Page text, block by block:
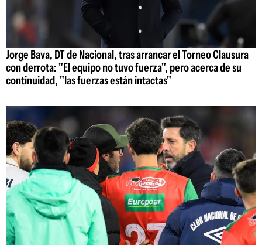
Jorge Bava, DT de Nacional, tras arrancar el Torneo Clausura
con derrota: "El equipo no tuvo fuerza", pero acerca de su
continuidad, "las fuerzas están intactas"